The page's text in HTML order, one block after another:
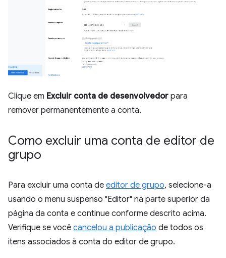
Clique em Excluir conta de desenvolvedor para
remover permanentemente a conta.
Como excluir uma conta de editor de
grupo
Para excluir uma conta de editor de grupo, selecione-a
usando o menu suspenso "Editor" na parte superior da
página da conta e continue conforme descrito acima.
Verifique se você cancelou a publicação de todos os
itens associados à conta do editor de grupo.